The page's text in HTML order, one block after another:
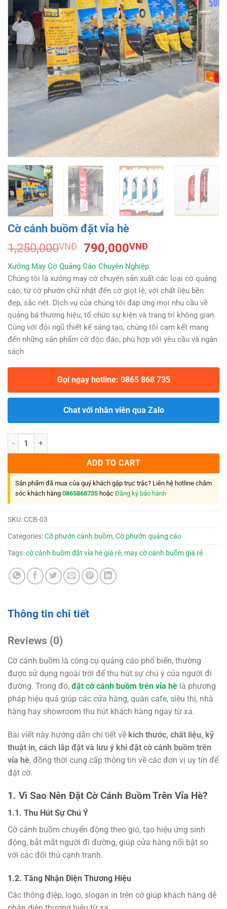
Cờ cánh buồm đặt vỉa hè
1,250,000VNĐ
Original
price
was:
1,250,000VNĐ.
790,000VNĐCurrent
is:
790,000VNĐ.
Xưởng May Cờ Quảng Cáo Chuyên Nghiệp
Chúng tôi là xưởng may cờ chuyên sản xuất các loại cờ quảng
cáo, từ cờ phướn chữ nhật đến cờ giọt lệ, với chất liệu bền
đẹp, sắc nét. Dịch vụ của chúng tôi đáp ứng mọi nhu cầu về
quảng bá thương hiệu, tổ chức sự kiện và trang trí không gian.
Cùng với đội ngũ thiết kế sáng tạo, chúng tôi cam kết mang
đến những sản phẩm cờ độc đáo, phù hợp với yêu cầu và ngân
sách
Gọi ngay hotline: 0865 868 735
Chat với nhân viên qua Zalo
Cờ cánh buồm đặt vỉa hè quantity
ADD TO CART
Sản phẩm đã mua của quý khách gặp trục trặc? Liên hệ hotline chăm
sóc khách hàng 0865868735 hoặc Đăng ký bảo hành
SKU: CCB-03
Categories:Cờ phướn cánh buồm, Cờ phướn quảng cáo
Tags:cờ cánh buồm đặt vỉa hè giá rẻ, may cờ cánh buồm giá rẻ
Thông tin chi tiết
Reviews (0)
Cờ cánh buồm là công cụ quảng cáo phổ biến, thường
được sử dụng ngoài trời để thu hút sự chú ý của người đi
đường. Trong đó, đặt cờ cánh buồm trên vỉa hè là phương
pháp hiệu quả giúp các cửa hàng, quán cafe, siêu thị, nhà
hàng hay showroom thu hút khách hàng ngay từ xa.
Bài viết này hướng dẫn chi tiết về kích thước, chất liệu, kỹ
thuật in, cách lắp đặt và lưu ý khi đặt cờ cánh buồm trên
vỉa hè, đồng thời cung cấp thông tin về các đơn vị uy tín để
đặt cờ.
1. Vì Sao Nên Đặt Cờ Cánh Buồm Trên Vỉa Hè?
1.1. Thu Hút Sự Chú Ý
Cờ cánh buồm chuyển động theo gió, tạo hiệu ứng sinh
động, bắt mắt người đi đường, giúp cửa hàng nổi bật so
với các đối thủ cạnh tranh.
1.2. Tăng Nhận Diện Thương Hiệu
Các thông điệp, logo, slogan in trên cờ giúp khách hàng dễ